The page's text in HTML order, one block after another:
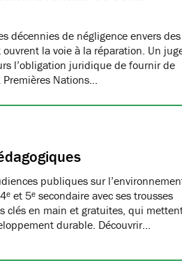
décennies de négligence envers des
la voie à la réparation. Un
l’obligation juridique de fournir de
Premières Nations…
publiques sur
et 5ᵉ secondaire avec ses trousses
clés en main et gratuites, qui
durable. Découvrir…